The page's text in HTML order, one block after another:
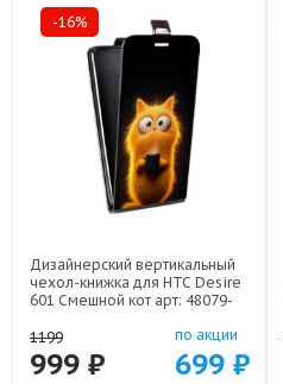
-16%
Дизайнерский вертикальный
чехол-книжка для HTC Desire
601 Смешной кот арт: 48079-
1199
999 ₽
по акции
699 ₽